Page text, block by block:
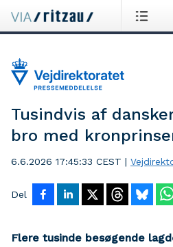
Tusindvis af
bro med
6.6.2026 17:45:33 CEST |
Del
Flere tusinde besøgende